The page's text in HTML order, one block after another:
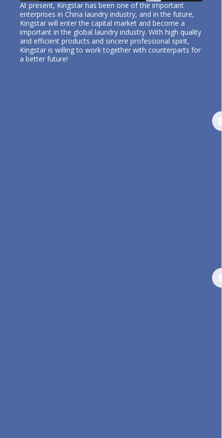
At present, Kingstar has been one of the important
enterprises in China laundry industry, and in the future,
Kingstar will enter the capital market and become a
important in the global laundry industry. With high quality
and efficient products and sincere professional spirit,
Kingstar is willing to work together with counterparts for
a better future!